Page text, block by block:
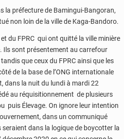
la préfecture de Bamingui-Bangoran,
non loin de la ville de Kaga-Bandoro.
et du FPRC qui ont quitté la ville minière
Ils sont présentement au carrefour
que ceux du FPRC ainsi que les
de la base de l’ONG internationale
dans la nuit du lundi à mardi 22
au réquisitionnement de plusieurs
puis Élevage. On ignore leur intention
dans un communiqué
seraient dans la logique de boycotter la